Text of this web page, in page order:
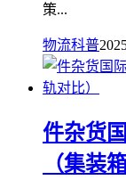
策...
物流科普
件杂货
（集装